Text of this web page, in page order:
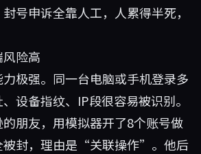
号申诉全靠人工，人累得半死，
险高
极强。同一台电脑或手机登录多
设备指纹、IP段很容易被识别。
朋友，用模拟器开了8个账号做
被封，理由是“关联操作”。他后